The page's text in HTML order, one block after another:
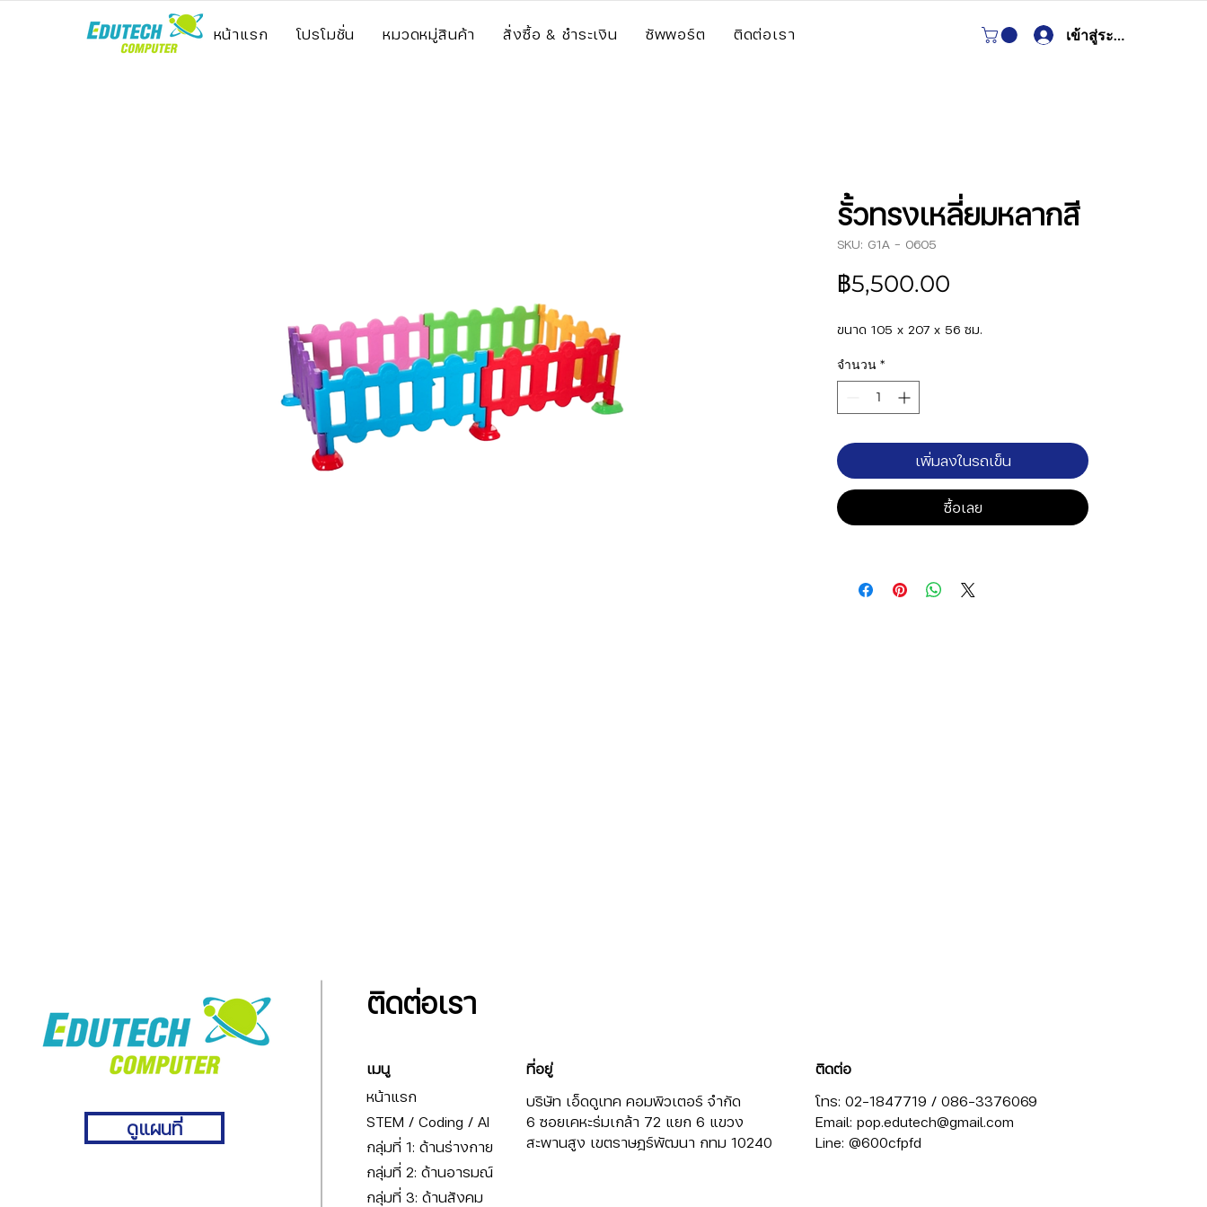
หน้าแรก โปรโมชั่น หมวดหมู่สินค้า สั่งซื้อ & ชำระเงิน ซัพพอร์ต ติดต่อเรา เข้าสู่ระบบ
รั้วทรงเหลี่ยมหลากสี
SKU: G1A - 0605
฿5,500.00
ขนาด 105 x 207 x 56 ซม.
จำนวน *
เพิ่มลงในรถเข็น
ซื้อเลย
ติดต่อเรา
ดูแผนที่
เมนู
หน้าแรก
STEM / Coding / AI
กลุ่มที่ 1: ด้านร่างกาย
กลุ่มที่ 2: ด้านอารมณ์
กลุ่มที่ 3: ด้านสังคม
ที่อยู่
บริษัท เอ็ดดูเทค คอมพิวเตอร์ จำกัด
6 ซอยเคหะร่มเกล้า 72 แยก 6 แขวง
สะพานสูง เขตราษฎร์พัฒนา กทม 10240
ติดต่อ
โทร: 02-1847719 / 086-3376069
Email: pop.edutech@gmail.com
Line: @600cfpfd